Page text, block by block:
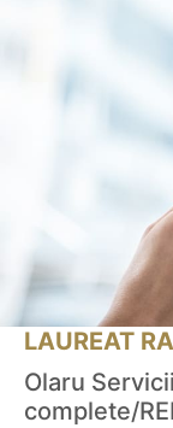
LAUREAT
Olaru
complete/